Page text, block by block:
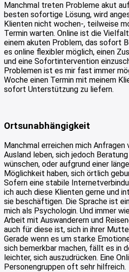
Manchmal treten Probleme akut
besten sofortige Lösung, wird
Klienten nicht wochen-, teilweise
Termin warten. Online ist die
einem akuten Problem, das sofort
es online flexibler möglich, einen
und eine Sofortintervention
Problemen ist es mir fast immer
Woche einen Termin mit meinem
sofort Unterstützung zu liefern.
Ortsunabhängigkeit
Manchmal erreichen mich Anfragen
Ausland leben, sich jedoch
wünschen, oder aufgrund einer
Möglichkeit haben, sich örtlich
Sofern eine stabile
ich auch diese Klienten gerne und
sie beschäftigen. Die Sprache ist
mich als Psychologin. Und immer
Arbeit mit Auswanderern und
auch für diese ist, sich in ihrer
Gerade wenn es um starke
sich bemerkbar machen, fällt es in
leichter, sich auszudrücken. Eine
Personengruppen oft sehr hilfreich.